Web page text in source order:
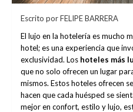
Escrito por FELIPE BARRERA
El lujo en la hotelería es mucho
hotel; es una experiencia que
exclusividad. Los hoteles más
que no solo ofrecen un lugar
mismos. Estos hoteles ofrecen
hacen que cada huésped se
mejor en confort, estilo y lujo,